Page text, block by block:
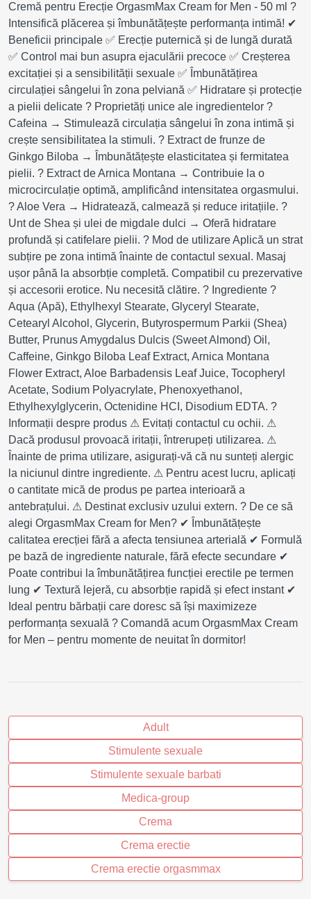
Cremă pentru Erecție OrgasmMax Cream for Men - 50 ml ?
Intensifică plăcerea și îmbunătățește performanța intimă! ✔
Beneficii principale ✅ Erecție puternică și de lungă durată
✅ Control mai bun asupra ejaculării precoce ✅ Creșterea
excitației și a sensibilității sexuale ✅ Îmbunătățirea
circulației sângelui în zona pelviană ✅ Hidratare și protecție
a pielii delicate ? Proprietăți unice ale ingredientelor ?
Cafeina → Stimulează circulația sângelui în zona intimă și
crește sensibilitatea la stimuli. ? Extract de frunze de
Ginkgo Biloba → Îmbunătățește elasticitatea și fermitatea
pielii. ? Extract de Arnica Montana → Contribuie la o
microcirculație optimă, amplificând intensitatea orgasmului.
? Aloe Vera → Hidratează, calmează și reduce iritațiile. ?
Unt de Shea și ulei de migdale dulci → Oferă hidratare
profundă și catifelare pielii. ? Mod de utilizare Aplică un strat
subțire pe zona intimă înainte de contactul sexual. Masaj
ușor până la absorbție completă. Compatibil cu prezervative
și accesorii erotice. Nu necesită clătire. ? Ingrediente ?
Aqua (Apă), Ethylhexyl Stearate, Glyceryl Stearate,
Cetearyl Alcohol, Glycerin, Butyrospermum Parkii (Shea)
Butter, Prunus Amygdalus Dulcis (Sweet Almond) Oil,
Caffeine, Ginkgo Biloba Leaf Extract, Arnica Montana
Flower Extract, Aloe Barbadensis Leaf Juice, Tocopheryl
Acetate, Sodium Polyacrylate, Phenoxyethanol,
Ethylhexylglycerin, Octenidine HCI, Disodium EDTA. ?
Informații despre produs ⚠ Evitați contactul cu ochii. ⚠
Dacă produsul provoacă iritații, întrerupeți utilizarea. ⚠
Înainte de prima utilizare, asigurați-vă că nu sunteți alergic
la niciunul dintre ingrediente. ⚠ Pentru acest lucru, aplicați
o cantitate mică de produs pe partea interioară a
antebrațului. ⚠ Destinat exclusiv uzului extern. ? De ce să
alegi OrgasmMax Cream for Men? ✔ Îmbunătățește
calitatea erecției fără a afecta tensiunea arterială ✔ Formulă
pe bază de ingrediente naturale, fără efecte secundare ✔
Poate contribui la îmbunătățirea funcției erectile pe termen
lung ✔ Textură lejeră, cu absorbție rapidă și efect instant ✔
Ideal pentru bărbații care doresc să își maximizeze
performanța sexuală ? Comandă acum OrgasmMax Cream
for Men – pentru momente de neuitat în dormitor!
Adult
Stimulente sexuale
Stimulente sexuale barbati
Medica-group
Crema
Crema erectie
Crema erectie orgasmmax